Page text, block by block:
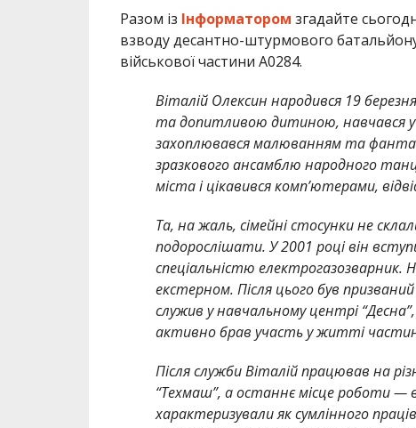
Разом із Інформатором згадайте
взводу десантно-штурмового
військової частини А0284.
Віталій Олексин народився 19
та допитливою дитиною, навчався
захоплювався малюванням та
зразкового ансамблю народного
міста і цікавився комп’ютерами,
Та, на жаль, сімейні стосунки не
подорослішати. У 2001 році він
спеціальністю електрогазозварник.
екстерном. Після цього був
служив у навчальному центрі
активно брав участь у житті
Після служби Віталій працював на
“Техмаш”, а останнє місце роботи —
характеризували як сумлінного